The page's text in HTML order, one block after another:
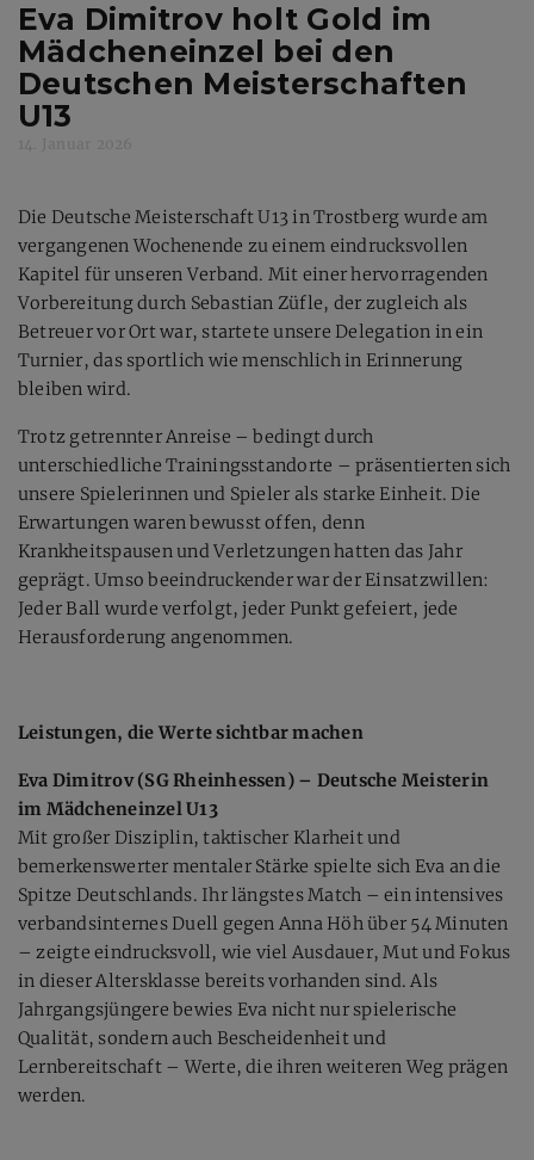
Eva Dimitrov holt Gold im
Mädcheneinzel bei den
Deutschen Meisterschaften
U13
Die Deutsche Meisterschaft U13 in Trostberg wurde am
vergangenen Wochenende zu einem eindrucksvollen
Kapitel für unseren Verband. Mit einer hervorragenden
Vorbereitung durch Sebastian Züfle, der zugleich als
Betreuer vor Ort war, startete unsere Delegation in ein
Turnier, das sportlich wie menschlich in Erinnerung
bleiben wird.
Trotz getrennter Anreise – bedingt durch
unterschiedliche Trainingsstandorte – präsentierten sich
unsere Spielerinnen und Spieler als starke Einheit. Die
Erwartungen waren bewusst offen, denn
Krankheitspausen und Verletzungen hatten das Jahr
geprägt. Umso beeindruckender war der Einsatzwillen:
Jeder Ball wurde verfolgt, jeder Punkt gefeiert, jede
Herausforderung angenommen.
Leistungen, die Werte sichtbar machen
Eva Dimitrov (SG Rheinhessen) – Deutsche Meisterin
im Mädcheneinzel U13
Mit großer Disziplin, taktischer Klarheit und
bemerkenswerter mentaler Stärke spielte sich Eva an die
Spitze Deutschlands. Ihr längstes Match – ein intensives
verbandsinternes Duell gegen Anna Höh über 54 Minuten
– zeigte eindrucksvoll, wie viel Ausdauer, Mut und Fokus
in dieser Altersklasse bereits vorhanden sind. Als
Jahrgangsjüngere bewies Eva nicht nur spielerische
Qualität, sondern auch Bescheidenheit und
Lernbereitschaft – Werte, die ihren weiteren Weg prägen
werden.